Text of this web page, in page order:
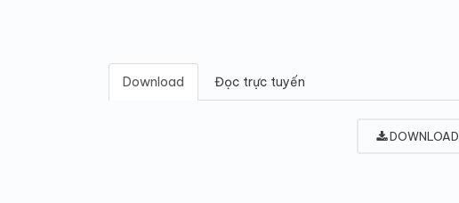
Download Đọc trực tuyến
DOWNLOAD